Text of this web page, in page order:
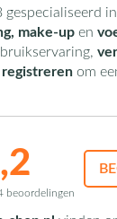
gespecialiseerd
make-upen
om
beoordelingen